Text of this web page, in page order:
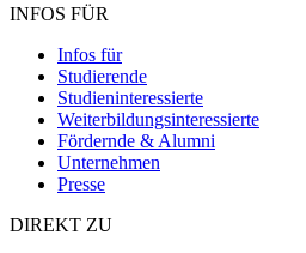
INFOS FÜR
Infos für
Studierende
Studieninteressierte
Weiterbildungsinteressierte
Fördernde & Alumni
Unternehmen
Presse
DIREKT ZU